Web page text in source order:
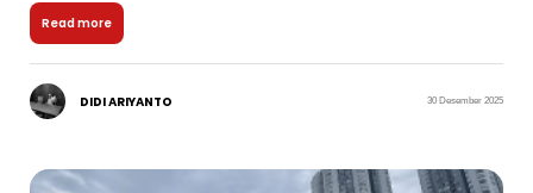
Read more
DIDI ARIYANTO 30 Desember 2025